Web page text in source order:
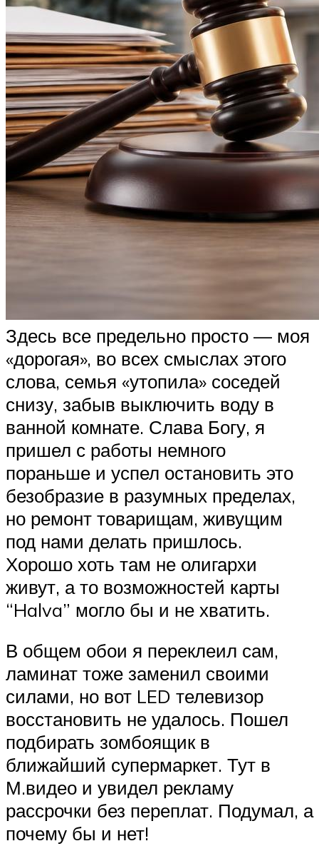
Здесь все предельно просто — моя
«дорогая», во всех смыслах этого
слова, семья «утопила» соседей
снизу, забыв выключить воду в
ванной комнате. Слава Богу, я
пришел с работы немного
пораньше и успел остановить это
безобразие в разумных пределах,
но ремонт товарищам, живущим
под нами делать пришлось.
Хорошо хоть там не олигархи
живут, а то возможностей карты
“Halva” могло бы и не хватить.
В общем обои я переклеил сам,
ламинат тоже заменил своими
силами, но вот LED телевизор
восстановить не удалось. Пошел
подбирать зомбоящик в
ближайший супермаркет. Тут в
М.видео и увидел рекламу
рассрочки без переплат. Подумал, а
почему бы и нет!